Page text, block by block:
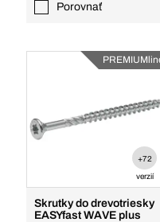
Porovnať
+72
verzií
Skrutky do drevotriesky
EASYfast WAVE plus